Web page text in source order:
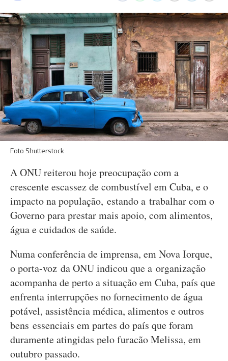
Foto Shutterstock
A ONU reiterou hoje preocupação com a
crescente escassez de combustível em Cuba, e o
impacto na população, estando a trabalhar com o
Governo para prestar mais apoio, com alimentos,
água e cuidados de saúde.
Numa conferência de imprensa, em Nova Iorque,
o porta-voz da ONU indicou que a organização
acompanha de perto a situação em Cuba, país que
enfrenta interrupções no fornecimento de água
potável, assistência médica, alimentos e outros
bens essenciais em partes do país que foram
duramente atingidas pelo furacão Melissa, em
outubro passado.